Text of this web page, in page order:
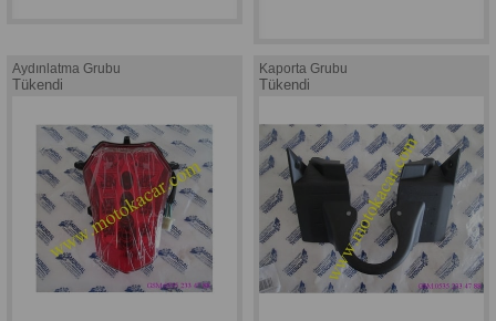
Aydınlatma Grubu
Tükendi
Kaporta Grubu
Tükendi